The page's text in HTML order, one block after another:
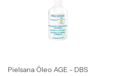
Pielsana Óleo AGE - DBS